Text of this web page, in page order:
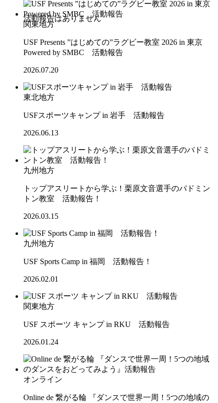
関東地方
USF Presents ”はじめての”ラグビー教室 2026 in 東京
Powered by SMBC 活動報告
2026.07.20
東北地方
USFスポーツキャンプ in 岩手 活動報告
2026.06.13
九州地方
トップアスリートから学ぶ！栗原文音選手のバドミン
トン教室 活動報告！
2026.03.15
九州地方
USF Sports Camp in 福岡 活動報告！
2026.02.01
関東地方
USF スポーツ キャンプ in RKU 活動報告
2026.01.24
オンライン
Online de 繋がる輪 『ダンスで世界一周！5つの地域の